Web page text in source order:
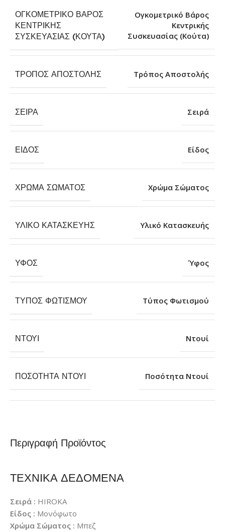
Περιγραφή Προϊόντος
ΤΕΧΝΙΚΑ ΔΕΔΟΜΕΝΑ
Σειρά : HIROKA
Είδος : Μονόφωτο
Χρώμα Σώματος : Μπεζ
ΟΓΚΟΜΕΤΡΙΚΌ ΒΆΡΟΣ
ΚΕΝΤΡΙΚΉΣ
ΣΥΣΚΕΥΑΣΊΑΣ (ΚΟΎΤΑ)
Ογκομετρικό Βάρος
Κεντρικής
Συσκευασίας (Κούτα)
ΤΡΌΠΟΣ ΑΠΟΣΤΟΛΉΣ Τρόπος Αποστολής
ΣΕΙΡΆ Σειρά
ΕΊΔΟΣ Είδος
ΧΡΏΜΑ ΣΏΜΑΤΟΣ Χρώμα Σώματος
ΥΛΙΚΌ ΚΑΤΑΣΚΕΥΉΣ Υλικό Κατασκευής
ΎΦΟΣ Ύφος
ΤΎΠΟΣ ΦΩΤΙΣΜΟΎ Τύπος Φωτισμού
ΝΤΟΥΊ Ντουί
ΠΟΣΌΤΗΤΑ ΝΤΟΥΊ Ποσότητα Ντουί